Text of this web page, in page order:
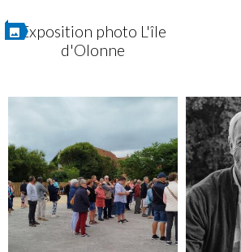
Exposition photo L'île
d'Olonne